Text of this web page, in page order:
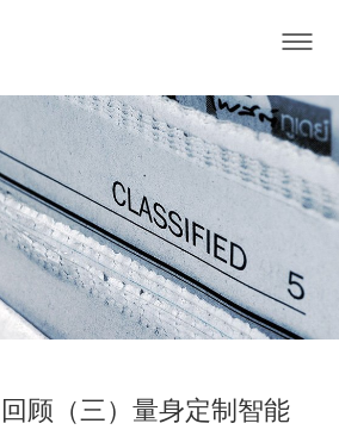
顾（三）量身定制智能